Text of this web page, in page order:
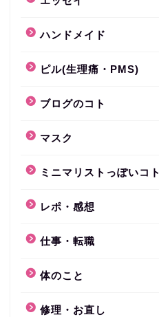
ハンドメイド
ピル(生理痛・PMS)
ブログのコト
マスク
ミニマリストっぽいコト
レポ・感想
仕事・転職
体のこと
修理・お直し